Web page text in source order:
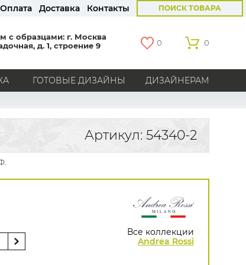
Оплата Доставка Контакты ПОИСК ТОВАРА
с образцами: г. Москва
д. 1, строение 9
0 0
ГОТОВЫЕ ДИЗАЙНЫ ДИЗАЙНЕРАМ
Англия Бельгия
Германия
Россия Все страны
Bernardo Bartalucci
AS Creation
Roll
Grandeco
Артикул: 54340-2
Все коллекции
Andrea Rossi